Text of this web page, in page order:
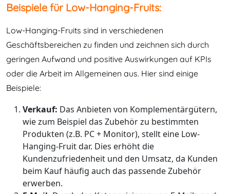
Beispiele für Low-Hanging-Fruits:
Low-Hanging-Fruits sind in verschiedenen
Geschäftsbereichen zu finden und zeichnen sich durch
geringen Aufwand und positive Auswirkungen auf KPIs
oder die Arbeit im Allgemeinen aus. Hier sind einige
Beispiele:
Verkauf: Das Anbieten von Komplementärgütern,
wie zum Beispiel das Zubehör zu bestimmten
Produkten (z.B. PC + Monitor), stellt eine Low-
Hanging-Fruit dar. Dies erhöht die
Kundenzufriedenheit und den Umsatz, da Kunden
beim Kauf häufig auch das passende Zubehör
erwerben.